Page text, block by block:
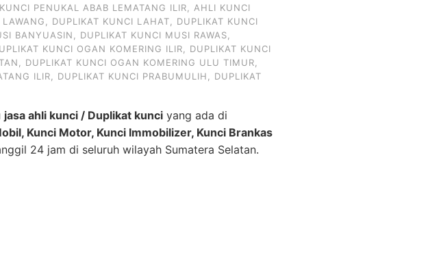
PENUKAL ABAB LEMATANG ILIR
AHLI KUNCI
DUPLIKAT KUNCI LAHAT
DUPLIKAT KUNCI
BANYUASIN DUPLIKAT KUNCI MUSI RAWAS
KUNCI OGAN KOMERING ILIR
DUPLIKAT KUNCI
DUPLIKAT KUNCI OGAN KOMERING ULU TIMUR
ILIR DUPLIKAT KUNCI PRABUMULIH
DUPLIKAT
jasa ahli kunci / Duplikat kunci yang ada di
Kunci Motor, Kunci Immobilizer, Kunci Brankas
24 jam di seluruh wilayah Sumatera Selatan.